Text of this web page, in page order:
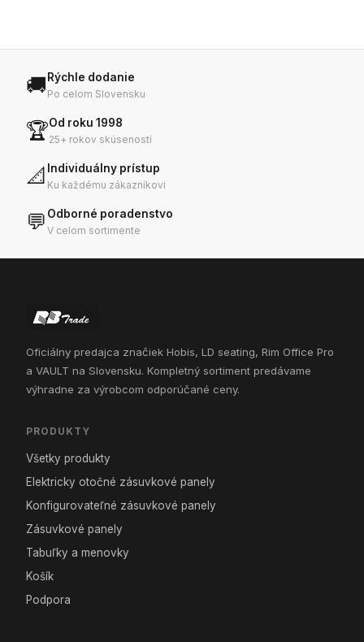
🚚 Rýchle dodanie
Po celom Slovensku
🏆Od roku 1998
25+ rokov skúseností
📐 Individuálny prístup
Ku každému zákazníkovi
💬 Odborné poradenstvo
V celom sortimente
Oficiálny predajca značiek Hobis, LD seating, Rim Office Pro
a VAULT na Slovensku. Kompletný sortiment predávame
výhradne za výrobcom odporúčané ceny.
PRODUKTY
Všetky produkty
Elektricky otočné zásuvkové panely
Konfigurovateľné zásuvkové panely
Zásuvkové panely
Tabuľky a menovky
Košík
Podpora